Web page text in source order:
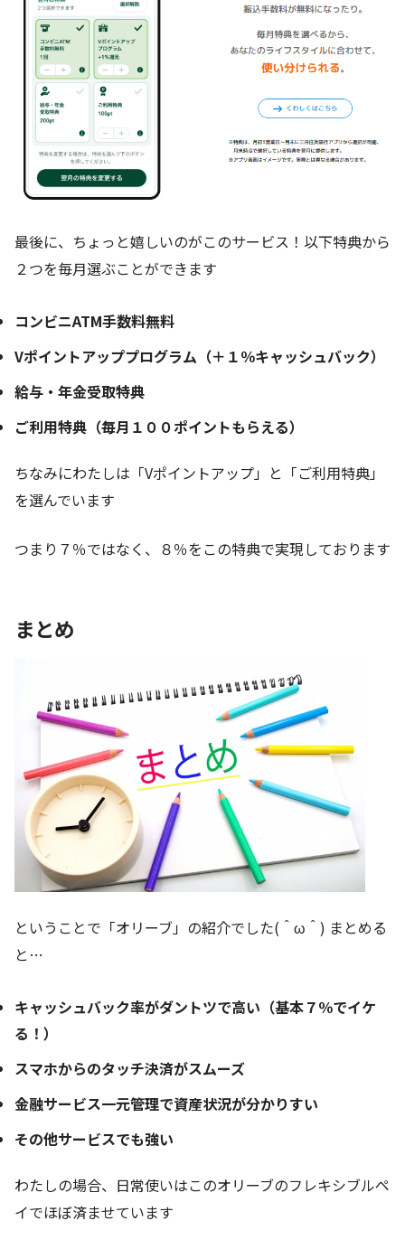
最後に、ちょっと嬉しいのがこのサービス！以下特典から
２つを毎月選ぶことができます
コンビニATM手数料無料
Vポイントアッププログラム（＋１％キャッシュバック）
給与・年金受取特典
ご利用特典（毎月１００ポイントもらえる）
ちなみにわたしは「Vポイントアップ」と「ご利用特典」
を選んでいます
つまり７％ではなく、８％をこの特典で実現しております
まとめ
ということで「オリーブ」の紹介でした(＾ω＾) まとめる
と…
キャッシュバック率がダントツで高い（基本７％でイケ
る！）
スマホからのタッチ決済がスムーズ
金融サービス一元管理で資産状況が分かりすい
その他サービスでも強い
わたしの場合、日常使いはこのオリーブのフレキシブルペ
イでほぼ済ませています